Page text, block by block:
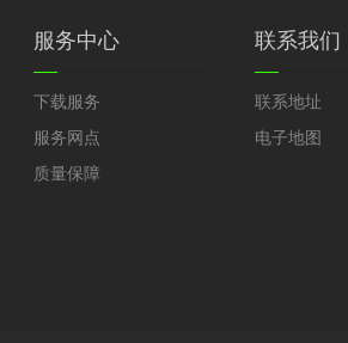
服务中心
下载服务
服务网点
质量保障
联系我们
联系地址
电子地图